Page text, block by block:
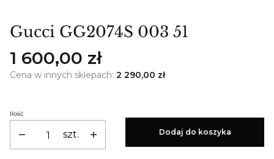
Gucci GG2074S 003 51
Cena
1 600,00 zł
Cena w innych sklepach: 2 290,00 zł
Ilość
szt. Dodaj do koszyka